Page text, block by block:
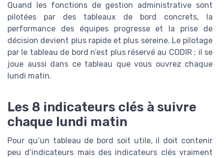
Quand les fonctions de gestion administrative sont
pilotées par des tableaux de bord concrets, la
performance des équipes progresse et la prise de
décision devient plus rapide et plus sereine. Le pilotage
par le tableau de bord n’est plus réservé au CODIR ; il se
joue aussi dans ce tableau que vous ouvrez chaque
lundi matin.
Les 8 indicateurs clés à suivre
chaque lundi matin
Pour qu’un tableau de bord soit utile, il doit contenir
peu d’indicateurs mais des indicateurs clés vraiment